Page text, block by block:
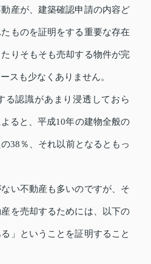
産が、建築確認申請の内容ど
ものを証明をする重要な存在
りそもそも売却する物件が完
スも少なくありません。
る認識があまり浸透しておら
ると、平成10年の建物全般の
38％、それ以前となるともっ
い不動産も多いのですが、そ
を売却するためには、以下の
」ということを証明すること